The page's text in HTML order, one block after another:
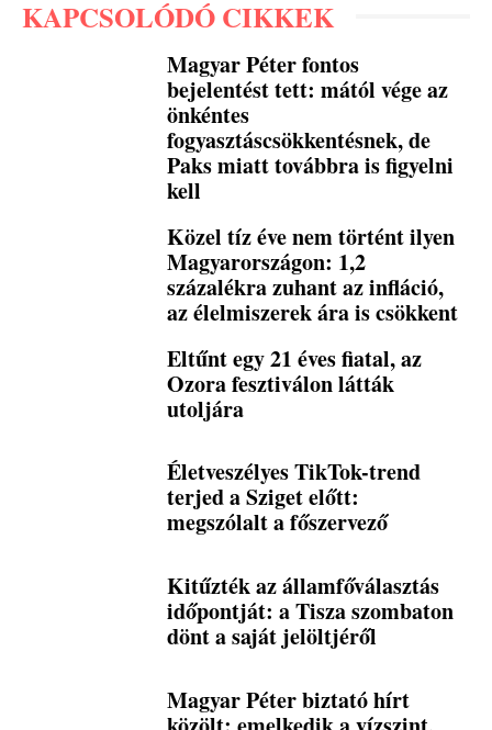
KAPCSOLÓDÓ CIKKEK
Magyar Péter fontos
bejelentést tett: mától vége az
önkéntes
fogyasztáscsökkentésnek, de
Paks miatt továbbra is figyelni
kell
Közel tíz éve nem történt ilyen
Magyarországon: 1,2
százalékra zuhant az infláció,
az élelmiszerek ára is csökkent
Eltűnt egy 21 éves fiatal, az
Ozora fesztiválon látták
utoljára
Életveszélyes TikTok-trend
terjed a Sziget előtt:
megszólalt a főszervező
Kitűzték az államfőválasztás
időpontját: a Tisza szombaton
dönt a saját jelöltjéről
Magyar Péter biztató hírt